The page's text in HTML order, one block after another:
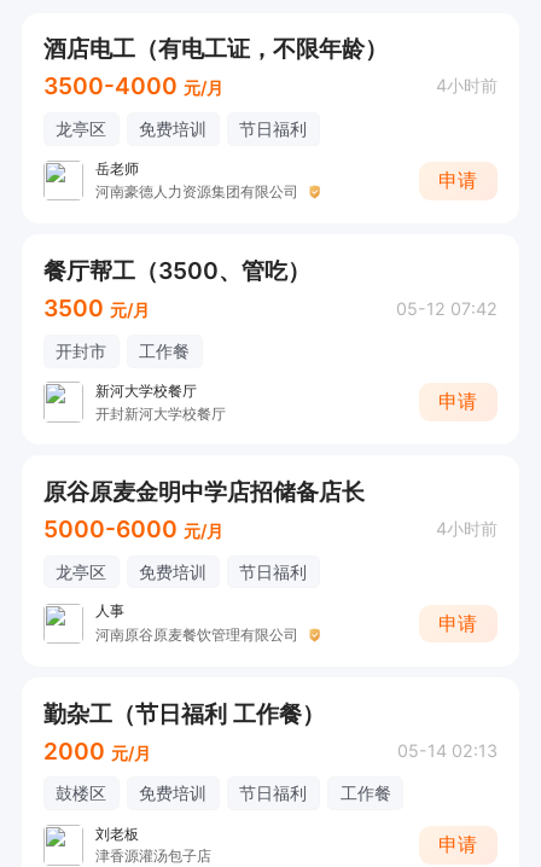
酒店电工（有电工证，不限年龄）
3500-4000 元/月 4小时前
龙亭区 免费培训 节日福利
岳老师
河南豪德人力资源集团有限公司
申请
餐厅帮工（3500、管吃）
3500 元/月 05-12 07:42
开封市 工作餐
新河大学校餐厅
开封新河大学校餐厅
申请
原谷原麦金明中学店招储备店长
5000-6000 元/月 4小时前
龙亭区 免费培训 节日福利
人事
河南原谷原麦餐饮管理有限公司
申请
勤杂工（节日福利 工作餐）
2000 元/月 05-14 02:13
鼓楼区 免费培训 节日福利 工作餐
刘老板
津香源灌汤包子店
申请